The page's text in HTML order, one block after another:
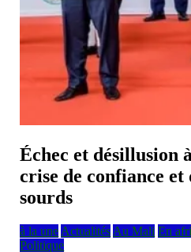
Échec et désillusion
crise de confiance et
sourds
à la une Actualités Au Mali En
Politique